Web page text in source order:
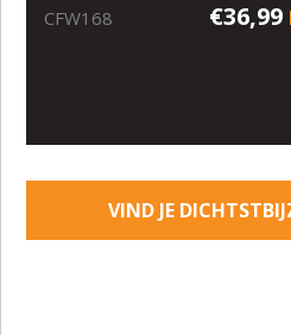
CFW168
€36,99
VIND JE